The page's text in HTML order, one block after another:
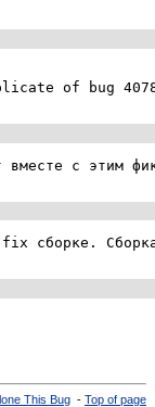
of bug
вместе с этим
fix сборке.
This Bug - Top of page